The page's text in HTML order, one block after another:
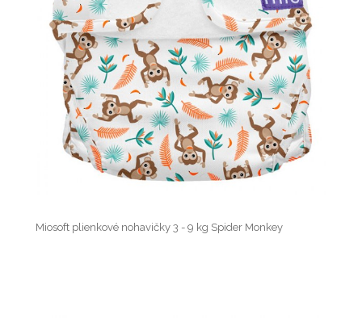
Miosoft plienkové nohavičky 3 - 9 kg Spider Monkey